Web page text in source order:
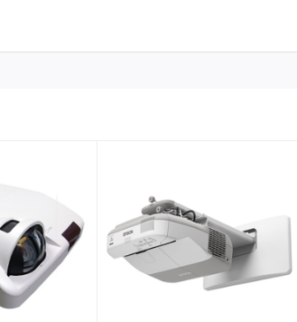
Màn hình tương tác thông minh, bảng tương tác thông
Magix, PKLNS..
chính hãng – Dịch vụ nhanh nhất
hệ:0243.765.8333
0915.807.986